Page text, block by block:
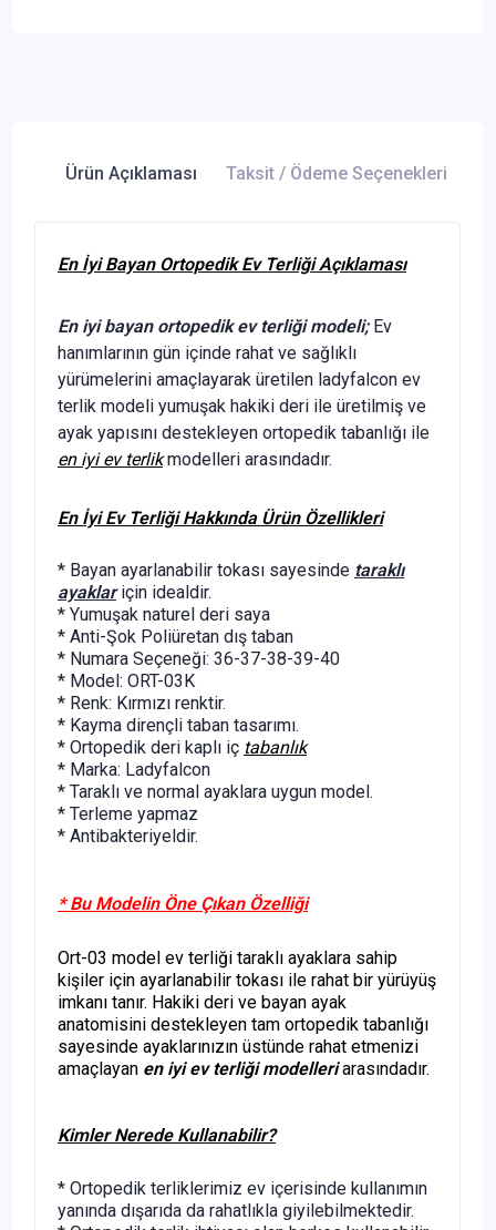
Ürün Açıklaması Taksit / Ödeme Seçenekleri
En İyi Bayan Ortopedik Ev Terliği Açıklaması
En iyi bayan ortopedik ev terliği modeli;Ev
hanımlarının gün içinde rahat ve sağlıklı
yürümelerini amaçlayarak üretilen ladyfalcon ev
terlik modeli yumuşak hakiki deri ile üretilmiş ve
ayak yapısını destekleyen ortopedik tabanlığı ile
en iyi ev terlikmodelleri arasındadır.
En İyi Ev Terliği Hakkında Ürün Özellikleri
* Bayan ayarlanabilir tokası sayesinde taraklı
ayaklariçin idealdir.
* Yumuşak naturel deri saya
* Anti-Şok Poliüretan dış taban
* Numara Seçeneği: 36-37-38-39-40
* Model: ORT-03K
* Renk: Kırmızı renktir.
* Kayma dirençli taban tasarımı.
* Ortopedik deri kaplı iç tabanlık
* Marka: Ladyfalcon
* Taraklı ve normal ayaklara uygun model.
* Terleme yapmaz
* Antibakteriyeldir.
* Bu Modelin Öne Çıkan Özelliği
Ort-03 model ev terliği taraklı ayaklara sahip
kişiler için ayarlanabilir tokası ile rahat bir yürüyüş
imkanı tanır. Hakiki deri ve bayan ayak
anatomisini destekleyen tam ortopedik tabanlığı
sayesinde ayaklarınızın üstünde rahat etmenizi
amaçlayan en iyi ev terliği modelleriarasındadır.
Kimler Nerede Kullanabilir?
* Ortopedik terliklerimiz ev içerisinde kullanımın
yanında dışarıda da rahatlıkla giyilebilmektedir.